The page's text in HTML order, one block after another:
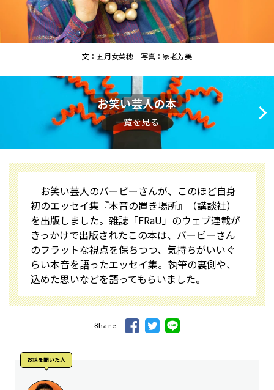
文：五月女菜穂 写真：家老芳美
お笑い芸人の本
一覧を見る
お笑い芸人のバービーさんが、このほど自身
初のエッセイ集『本音の置き場所』（講談社）
を出版しました。雑誌「FRaU」のウェブ連載が
きっかけで出版されたこの本は、バービーさん
のフラットな視点を保ちつつ、気持ちがいいぐ
らい本音を語ったエッセイ集。執筆の裏側や、
込めた思いなどを語ってもらいました。
Share
お話を聞いた⼈